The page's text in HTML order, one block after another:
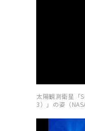
太陽観測衛星「
3）」の姿（